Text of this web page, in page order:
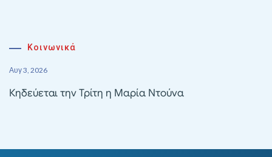
Κοινωνικά
Αυγ 3, 2026
Κηδεύεται την Τρίτη η Μαρία Ντούνα